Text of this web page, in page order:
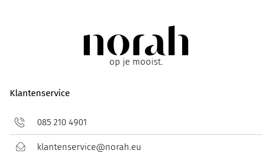
op je mooist.
Klantenservice
085 210 4901
klantenservice@norah.eu